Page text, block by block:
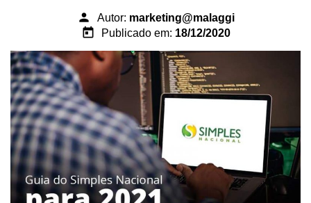
person Autor: marketing@malaggi
today Publicado em: 18/12/2020